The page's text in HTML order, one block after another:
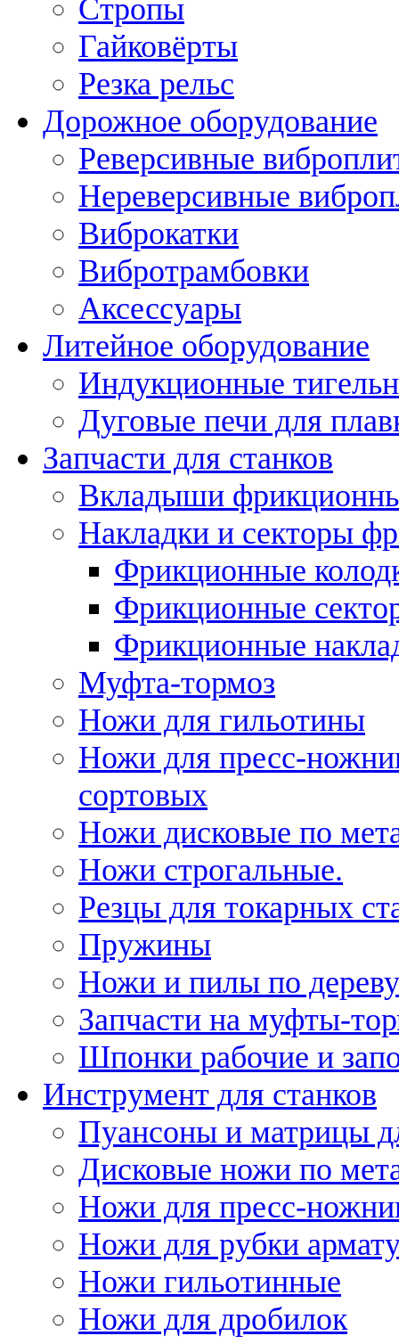
Стропы
Гайковёрты
Резка рельс
Дорожное оборудование
Реверсивные
Нереверсивные
Виброкатки
Вибротрамбовки
Аксессуары
Литейное оборудование
Индукционные
Дуговые печи для
Запчасти для станков
Вкладыши
Накладки и секторы
Фрикционные
Фрикционные
Фрикционные
Муфта-тормоз
Ножи для гильотины
Ножи для пресс-
сортовых
Ножи дисковые по
Ножи строгальные.
Резцы для токарных
Пружины
Ножи и пилы по дереву
Запчасти на муфты-
Шпонки рабочие и
Инструмент для станков
Пуансоны и матрицы
Дисковые ножи по
Ножи для пресс-
Ножи для рубки
Ножи гильотинные
Ножи для дробилок